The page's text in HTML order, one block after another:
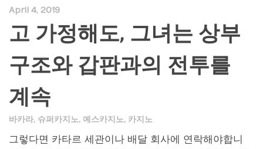
April 4, 2019
고 가정해도, 그녀는 상부
구조와 갑판과의 전투를
계속
바카라, 슈퍼카지노, 예스카지노, 카지노
그렇다면 카타르 세관이나 배달 회사에 연락해야합니